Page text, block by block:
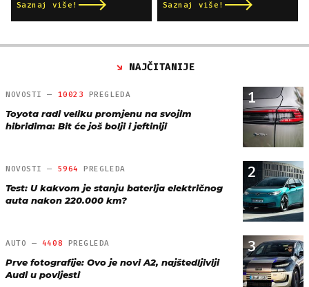
Saznaj više! Saznaj više!
NAJČITANIJE
1
NOVOSTI — 10023 PREGLEDA
Toyota radi veliku promjenu na svojim
hibridima: Bit će još bolji i jeftiniji
2
NOVOSTI — 5964 PREGLEDA
Test: U kakvom je stanju baterija električnog
auta nakon 220.000 km?
3
AUTO — 4408 PREGLEDA
Prve fotografije: Ovo je novi A2, najštedljiviji
Audi u povijesti